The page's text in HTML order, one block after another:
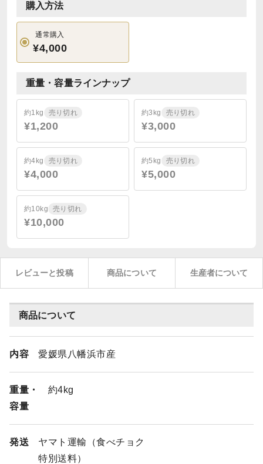
購入方法
通常購入
¥4,000
重量・容量ラインナップ
約1kg 売り切れ
¥1,200
約3kg 売り切れ
¥3,000
約4kg 売り切れ
¥4,000
約5kg 売り切れ
¥5,000
約10kg 売り切れ
¥10,000
レビューと投稿 商品について 生産者について
商品について
内容 愛媛県八幡浜市産
重量・
容量
約4kg
発送
ヤマト運輸（食べチョク
特別送料）